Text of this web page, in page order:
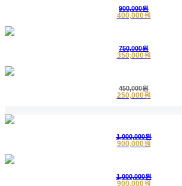
900,000원
400,000원
750,000원
350,000원
450,000원
250,000원
1,000,000원
900,000원
1,000,000원
900,000원